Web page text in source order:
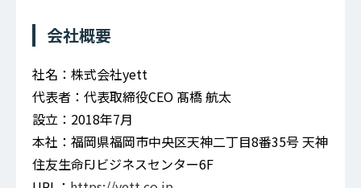
会社概要
社名：株式会社yett
代表者：代表取締役CEO 髙橋 航太
設立：2018年7月
本社：福岡県福岡市中央区天神二丁目8番35号 天神
住友生命FJビジネスセンター6F